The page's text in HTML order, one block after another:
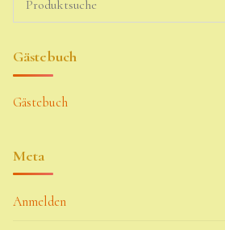
Gästebuch
Gästebuch
Meta
Anmelden